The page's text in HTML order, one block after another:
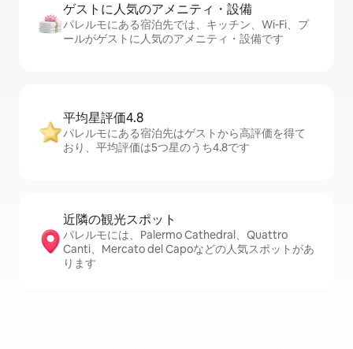
ゲストに人⁠気⁠のア⁠メ⁠ニ⁠テ⁠ィ・設⁠備
パレルモにある宿泊先では、キッチン、Wi-Fi、プ
ールがゲストに人気のアメニティ・設備です
平均星評価4.8
パレルモにある宿泊先はゲストから高評価を得て
おり、平均評価は5つ星のうち4.8です
近隣の観光ス⁠ポ⁠ッ⁠ト
パレルモには、Palermo Cathedral、Quattro
Canti、Mercato del Capoなどの人気スポットがあ
ります